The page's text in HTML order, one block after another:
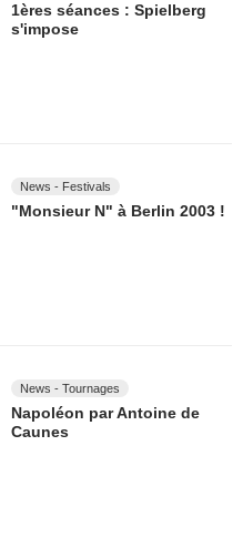
1ères séances : Spielberg
s'impose
News - Festivals
"Monsieur N" à Berlin 2003 !
News - Tournages
Napoléon par Antoine de
Caunes